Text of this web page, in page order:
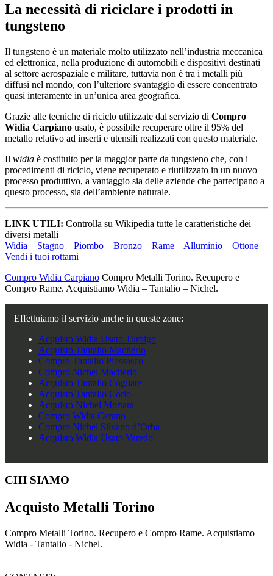
La necessità di riciclare i prodotti in
tungsteno
Il tungsteno è un materiale molto utilizzato nell’industria meccanica
ed elettronica, nella produzione di automobili e dispositivi destinati
al settore aerospaziale e militare, tuttavia non è tra i metalli più
diffusi nel mondo, con l’ulteriore svantaggio di essere concentrato
quasi interamente in un’unica area geografica.
Grazie alle tecniche di riciclo utilizzate dal servizio di Compro
Widia Carpiano usato, è possibile recuperare oltre il 95% del
metallo relativo ad inserti e utensili realizzati con questo materiale.
Il widia è costituito per la maggior parte da tungsteno che, con i
procedimenti di riciclo, viene recuperato e riutilizzato in un nuovo
processo produttivo, a vantaggio sia delle aziende che partecipano a
questo processo, sia dell’ambiente naturale.
LINK UTILI: Controlla su Wikipedia tutte le caratteristiche dei
diversi metalli
Widia – Stagno – Piombo – Bronzo – Rame – Alluminio – Ottone –
Vendi i tuoi rottami
Compro Widia Carpiano Compro Metalli Torino. Recupero e
Compro Rame. Acquistiamo Widia – Tantalio – Nichel.
Effettuiamo il servizio anche in queste zone:
Acquisto Widia Usato Turbigo
Acquisto Tantalio Macherio
Compro Tantalio Piossasco
Compro Nichel Macherio
Acquisto Tantalio Cogliate
Acquisto Tantalio Corio
Acquisto Nichel Mortara
Compro Widia Cerano
Compro Nichel Silvano d’Orba
Acquisto Widia Usato Varedo
Footer
CHI SIAMO
Acquisto Metalli Torino
Compro Metalli Torino. Recupero e Compro Rame. Acquistiamo
Widia - Tantalio - Nichel.